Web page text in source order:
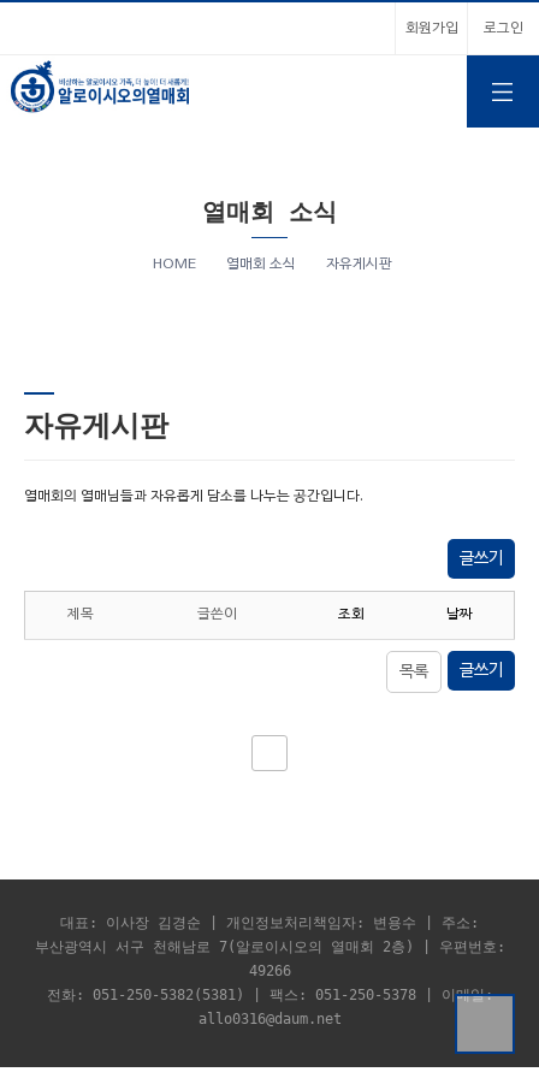
회원가입 로그인
열매회 소식
HOME 열매회 소식 자유게시판
자유게시판
열매회의 열매님들과 자유롭게 담소를 나누는 공간입니다.
글쓰기
제목 글쓴이 조회 날짜
목록 글쓰기
대표: 이사장 김경순 | 개인정보처리책임자: 변용수 | 주소:
부산광역시 서구 천해남로 7(알로이시오의 열매회 2층) | 우편번호:
49266
전화: 051-250-5382(5381) | 팩스: 051-250-5378 | 이메일:
allo0316@daum.net